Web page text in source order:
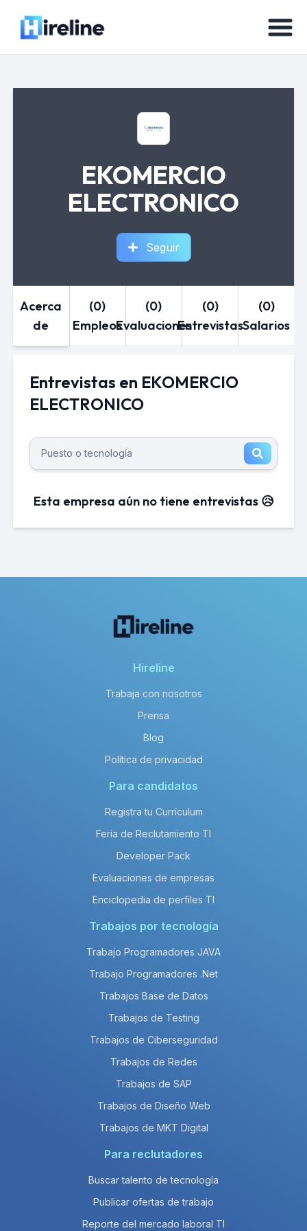
EKOMERCIO
ELECTRONICO
Seguir
Acerca
de
(0)
Empleos
(0)
Evaluaciones
(0)
Entrevistas
(0)
Salarios
Entrevistas en EKOMERCIO
ELECTRONICO
Esta empresa aún no tiene entrevistas 😥
Hireline
Trabaja con nosotros
Prensa
Blog
Política de privacidad
Para candidatos
Registra tu Currículum
Feria de Reclutamiento TI
Developer Pack
Evaluaciones de empresas
Enciclopedia de perfiles TI
Trabajos por tecnología
Trabajo Programadores JAVA
Trabajo Programadores .Net
Trabajos Base de Datos
Trabajos de Testing
Trabajos de Ciberseguridad
Trabajos de Redes
Trabajos de SAP
Trabajos de Diseño Web
Trabajos de MKT Digital
Para reclutadores
Buscar talento de tecnología
Publicar ofertas de trabajo
Reporte del mercado laboral TI